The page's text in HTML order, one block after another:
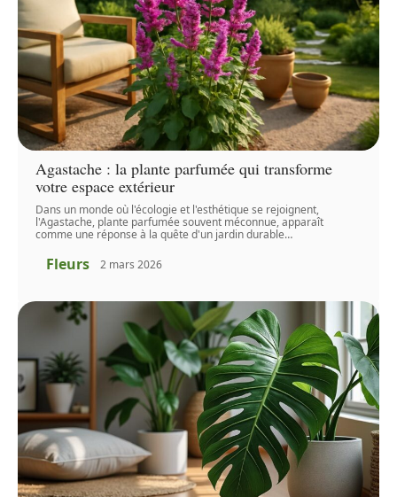
Agastache : la plante parfumée qui transforme
votre espace extérieur
Dans un monde où l'écologie et l'esthétique se rejoignent,
l'Agastache, plante parfumée souvent méconnue, apparaît
comme une réponse à la quête d'un jardin durable…
Fleurs 2 mars 2026